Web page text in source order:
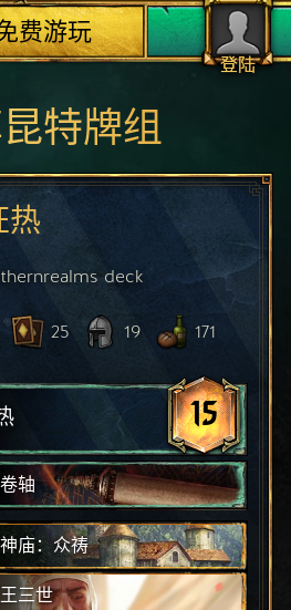
登陆
费游玩
特牌组
热
deck
25 19 171
15
轴
庙：众祷
三世